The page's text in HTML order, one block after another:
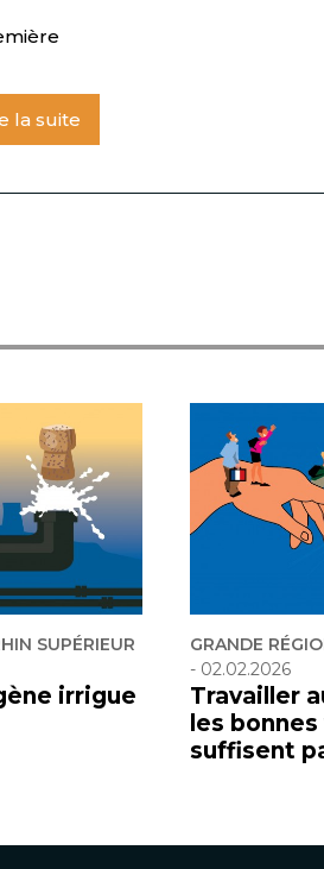
la suite
SUPÉRIEUR
irrigue
GRANDE
- 02.02.2026
Travailler
les
suffisent